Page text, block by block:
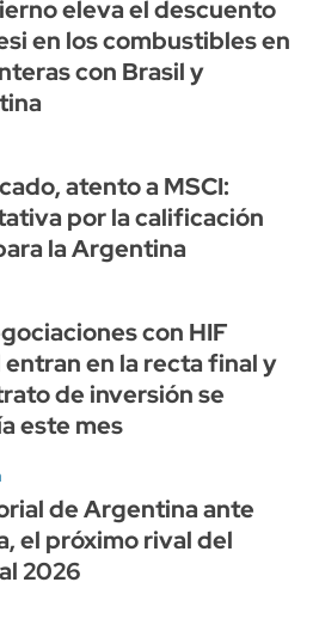
eleva el descuento
en los combustibles en
con Brasil y
atento a MSCI:
por la calificación
la Argentina
con HIF
entran en la recta final y
de inversión se
este mes
de Argentina ante
el próximo rival del
2026